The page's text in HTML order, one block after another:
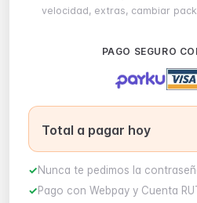
velocidad, extras, cambiar pack
PAGO SEGURO
Total a pagar hoy
Nunca te pedimos la
Pago con Webpay y Cuenta